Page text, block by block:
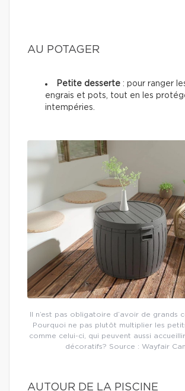
AU POTAGER
Petite desserte : pour ranger
engrais et pots, tout en les
intempéries.
Il n’est pas obligatoire d’avoir de grands
Pourquoi ne pas plutôt multiplier les
comme celui-ci, qui peuvent aussi
décoratifs? Source : Wayfair
AUTOUR DE LA PISCINE